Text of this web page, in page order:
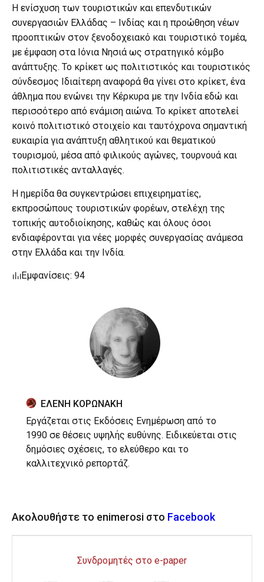
Η ενίσχυση των τουριστικών και επενδυτικών
συνεργασιών Ελλάδας – Ινδίας και η προώθηση νέων
προοπτικών στον ξενοδοχειακό και τουριστικό τομέα,
με έμφαση στα Ιόνια Νησιά ως στρατηγικό κόμβο
ανάπτυξης. Το κρίκετ ως πολιτιστικός και τουριστικός
σύνδεσμος Ιδιαίτερη αναφορά θα γίνει στο κρίκετ, ένα
άθλημα που ενώνει την Κέρκυρα με την Ινδία εδώ και
περισσότερο από ενάμιση αιώνα. Το κρίκετ αποτελεί
κοινό πολιτιστικό στοιχείο και ταυτόχρονα σημαντική
ευκαιρία για ανάπτυξη αθλητικού και θεματικού
τουρισμού, μέσα από φιλικούς αγώνες, τουρνουά και
πολιτιστικές ανταλλαγές.
Η ημερίδα θα συγκεντρώσει επιχειρηματίες,
εκπροσώπους τουριστικών φορέων, στελέχη της
τοπικής αυτοδιοίκησης, καθώς και όλους όσοι
ενδιαφέρονται για νέες μορφές συνεργασίας ανάμεσα
στην Ελλάδα και την Ινδία.
Εμφανίσεις: 94
ΕΛΕΝΗ ΚΟΡΩΝΑΚΗ
Εργάζεται στις Εκδόσεις Ενημέρωση από το
1990 σε θέσεις υψηλής ευθύνης. Ειδικεύεται στις
δημόσιες σχέσεις, το ελεύθερο και το
καλλιτεχνικό ρεπορτάζ.
Ακολουθήστε το enimerosi στο Facebook
Συνδρομητές στο e-paper